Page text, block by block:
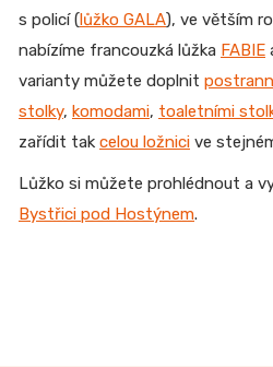
s policí (lůžko GALA), ve větším
nabízíme francouzká lůžka FABIE
varianty můžete doplnit
stolky, komodami, toaletními
zařídit tak celou ložnici ve
Lůžko si můžete prohlédnout a
Bystřici pod Hostýnem.